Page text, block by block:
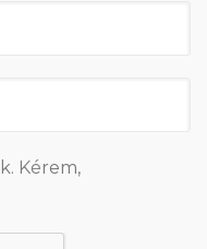
Kérem,